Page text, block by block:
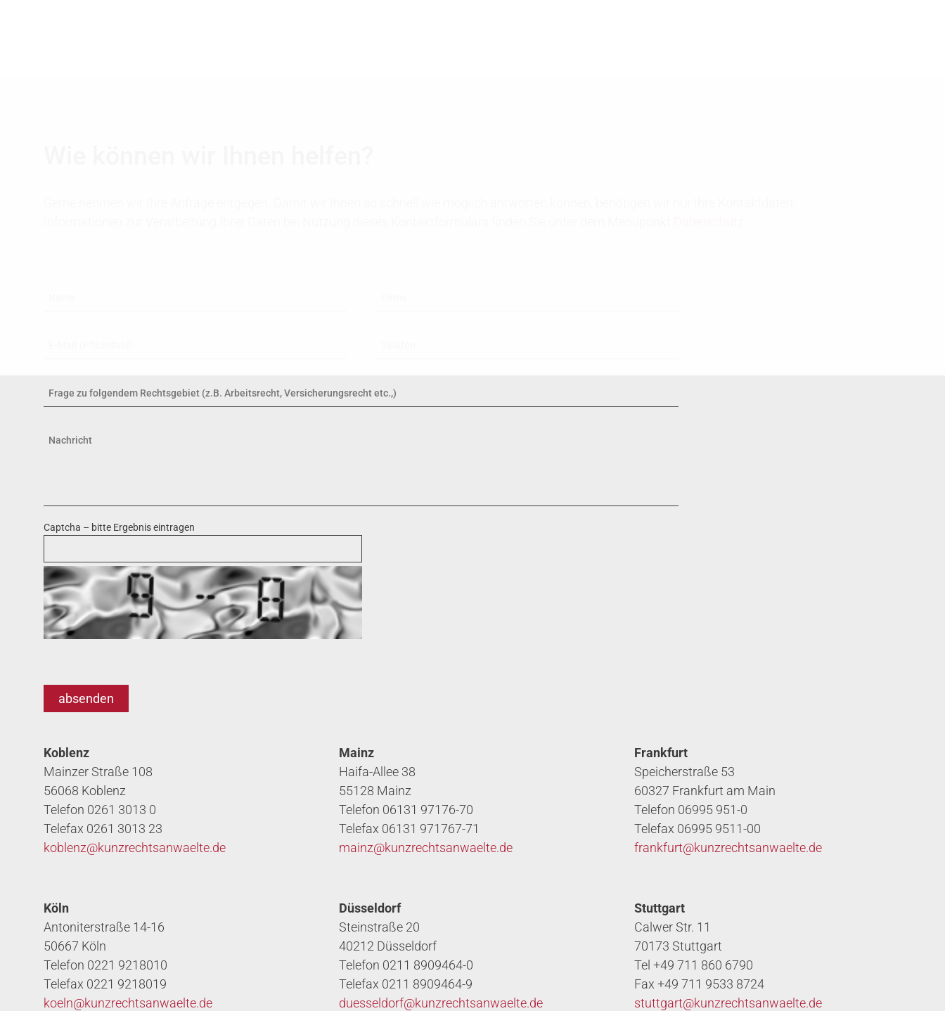
Captcha – bitte Ergebnis eintragen
Koblenz
Mainzer Straße 108
56068 Koblenz
Telefon 0261 3013 0
Telefax 0261 3013 23
koblenz@kunzrechtsanwaelte.de
Köln
Antoniterstraße 14-16
50667 Köln
Telefon 0221 9218010
Telefax 0221 9218019
koeln@kunzrechtsanwaelte.de
Mainz
Haifa-Allee 38
55128 Mainz
Telefon 06131 97176-70
Telefax 06131 971767-71
mainz@kunzrechtsanwaelte.de
Düsseldorf
Steinstraße 20
40212 Düsseldorf
Telefon 0211 8909464-0
Telefax 0211 8909464-9
duesseldorf@kunzrechtsanwaelte.de
Frankfurt
Speicherstraße 53
60327 Frankfurt am Main
Telefon 06995 951-0
Telefax 06995 9511-00
frankfurt@kunzrechtsanwaelte.de
Stuttgart
Calwer Str. 11
70173 Stuttgart
Tel +49 711 860 6790
Fax +49 711 9533 8724
stuttgart@kunzrechtsanwaelte.de